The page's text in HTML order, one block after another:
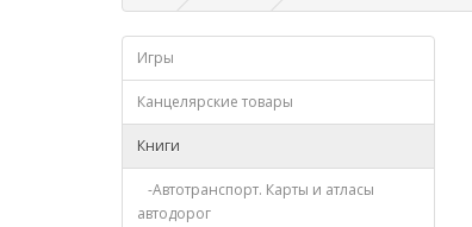
Игры
Канцелярские товары
Книги
-Автотранспорт. Карты и атласы
автодорог